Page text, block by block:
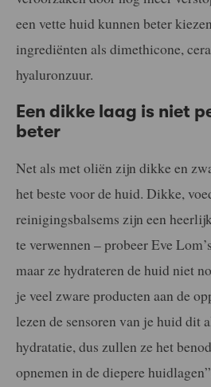
een vette huid kunnen beter
ingrediënten als dimethicone,
hyaluronzuur.
Een dikke laag is niet
beter
Net als met oliën zijn dikke en
het beste voor de huid. Dikke,
reinigingsbalsems zijn een
te verwennen – probeer Eve
maar ze hydrateren de huid niet
je veel zware producten aan de
lezen de sensoren van je huid dit
hydratatie, dus zullen ze het
opnemen in de diepere